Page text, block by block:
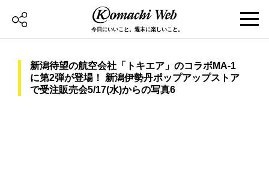
今日にいいこと。週末に楽しいこと。
新潟待望の航空会社「トキエア」のコラボMA-1
に第2弾が登場！ 新潟伊勢丹ポップアップストア
で受注販売会5/17(水)からの写真6